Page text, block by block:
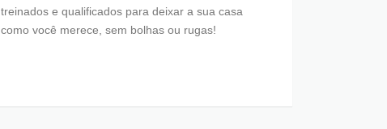
treinados e qualificados para deixar a sua casa
como você merece, sem bolhas ou rugas!